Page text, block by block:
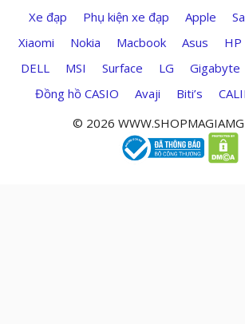
Xe đạp
Phụ kiện xe đạp Apple
Xiaomi
Nokia Macbook Asus HP
DELL
MSI Surface LG Gigabyte
Đồng hồ CASIO
Avaji Biti’s
© 2026